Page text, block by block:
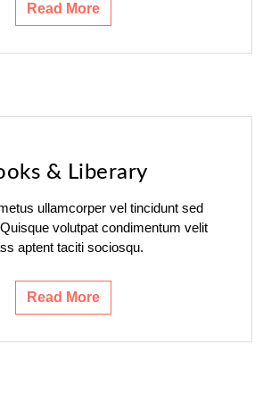
Read More
& Liberary
ullamcorper vel tincidunt sed
volutpat condimentum velit
aptent taciti sociosqu.
Read More